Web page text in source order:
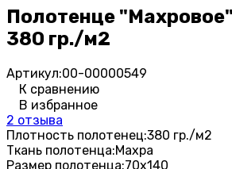
Полотенце
380 гр./м2
Артикул:00-00000549
К сравнению
В избранное
2 отзыва
Плотность полотенец:380 гр./м2
Ткань полотенца:Махра
Размер полотенца:70х140